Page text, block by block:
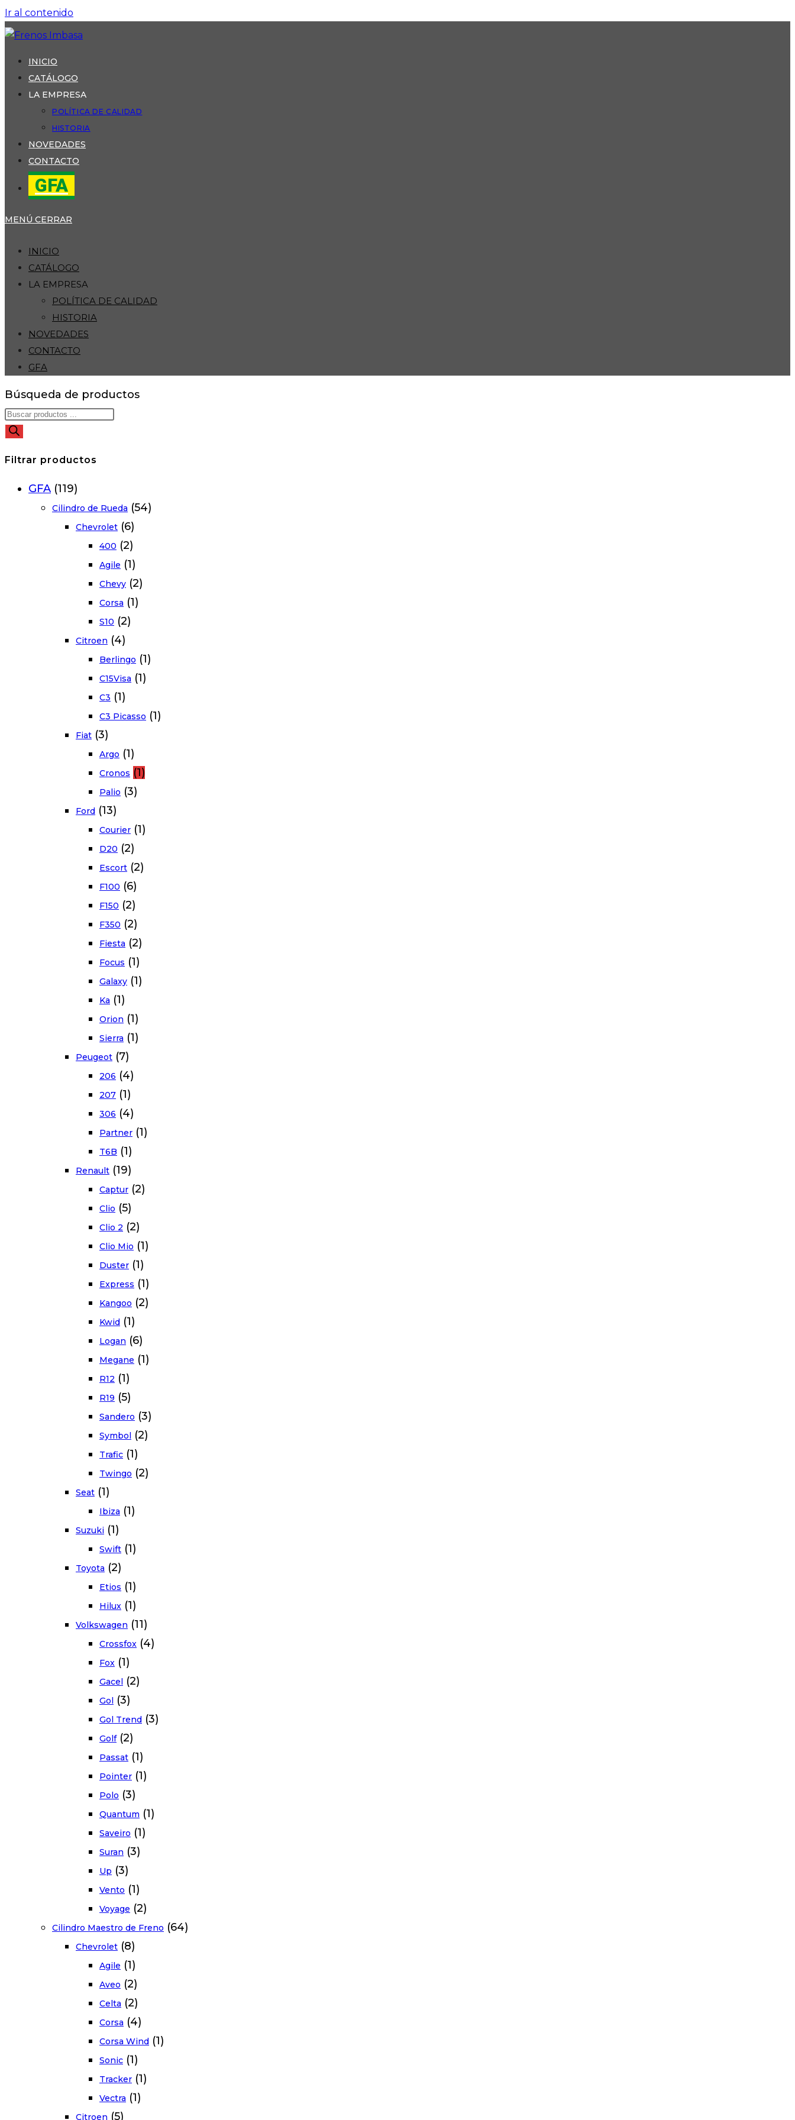
Ir al contenido
INICIO
CATÁLOGO
LA EMPRESA
POLÍTICA DE CALIDAD
HISTORIA
NOVEDADES
CONTACTO
GFA
MENÚ CERRAR
INICIO
CATÁLOGO
LA EMPRESA
POLÍTICA DE CALIDAD
HISTORIA
NOVEDADES
CONTACTO
GFA
Búsqueda de productos
Filtrar productos
GFA (119)
Cilindro de Rueda (54)
Chevrolet (6)
400 (2)
Agile (1)
Chevy (2)
Corsa (1)
S10 (2)
Citroen (4)
Berlingo (1)
C15Visa (1)
C3 (1)
C3 Picasso (1)
Fiat (3)
Argo (1)
Cronos (1)
Palio (3)
Ford (13)
Courier (1)
D20 (2)
Escort (2)
F100 (6)
F150 (2)
F350 (2)
Fiesta (2)
Focus (1)
Galaxy (1)
Ka (1)
Orion (1)
Sierra (1)
Peugeot (7)
206 (4)
207 (1)
306 (4)
Partner (1)
T6B (1)
Renault (19)
Captur (2)
Clio (5)
Clio 2 (2)
Clio Mio (1)
Duster (1)
Express (1)
Kangoo (2)
Kwid (1)
Logan (6)
Megane (1)
R12 (1)
R19 (5)
Sandero (3)
Symbol (2)
Trafic (1)
Twingo (2)
Seat (1)
Ibiza (1)
Suzuki (1)
Swift (1)
Toyota (2)
Etios (1)
Hilux (1)
Volkswagen (11)
Crossfox (4)
Fox (1)
Gacel (2)
Gol (3)
Gol Trend (3)
Golf (2)
Passat (1)
Pointer (1)
Polo (3)
Quantum (1)
Saveiro (1)
Suran (3)
Up (3)
Vento (1)
Voyage (2)
Cilindro Maestro de Freno (64)
Chevrolet (8)
Agile (1)
Aveo (2)
Celta (2)
Corsa (4)
Corsa Wind (1)
Sonic (1)
Tracker (1)
Vectra (1)
Citroen (5)